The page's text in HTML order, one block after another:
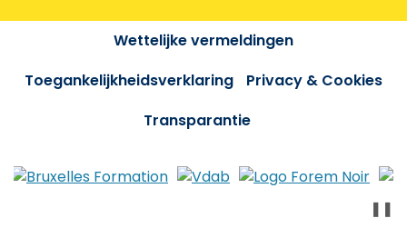
Wettelijke vermeldingen
Toegankelijkheidsverklaring
Privacy & Cookies
Transparantie
❚❚